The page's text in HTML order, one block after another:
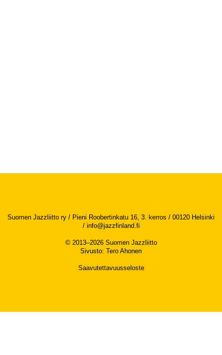
Suomen Jazzliitto ry / Pieni Roobertinkatu 16, 3. kerros / 00120 Helsinki
/ info@jazzfinland.fi
© 2013–2026 Suomen Jazzliitto
Sivusto: Tero Ahonen
Saavutettavuusseloste